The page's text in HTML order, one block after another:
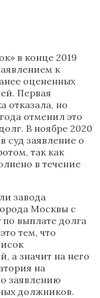
в конце 2019
к
оцененных
Первая
отказала, но
отменил это
В ноябре 2020
суд заявление о
так как
в течение
завода
Москвы с
выплате долга
тем, что
а значит на него
на
заявлению
должников.